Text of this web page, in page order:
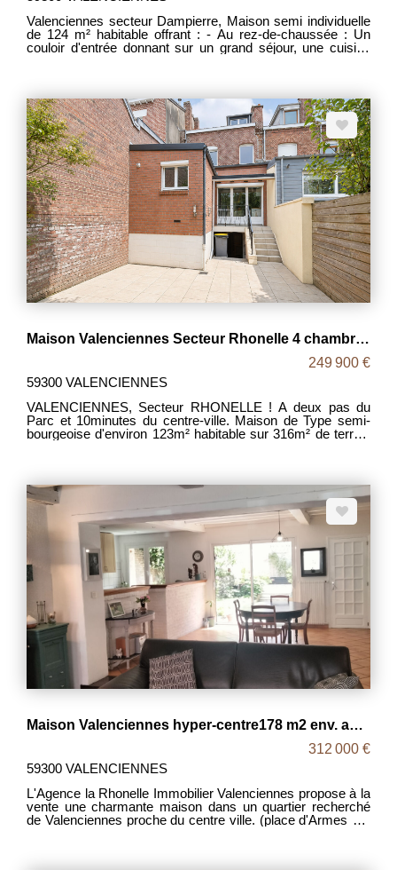
Valenciennes secteur Dampierre, Maison semi individuelle
de 124 m² habitable offrant : - Au rez-de-chaussée : Un
couloir d'entrée donnant sur un grand séjour, une cuisine
Au deuxième étage une troisième et quatrième chambres.
Une cave carrelé. Une terrasse, des dépendances et un
grand jardin rare sur ce secteur terminent ce bien. PAS DE
TRAVAUX ! Toiture, électricité, menuiserie 5 ans avec
garantie décennal. Proche centre ville, Axe autoroutier.
MDT 2067 DPE D Prix : 209 000 Euros frais d'agence
inclus, les honoraires d'agence étant intégralement à la
charge des vendeurs.
Maison Valenciennes Secteur Rhonelle 4 chambres 123 m2
249 900 €
59300 VALENCIENNES
VALENCIENNES, Secteur RHONELLE ! A deux pas du
Parc et 10minutes du centre-ville. Maison de Type semi-
bourgeoise d'environ 123m² habitable sur 316m² de terrain
ETAGE : Un palier desservant 2 chambres et une salle de
bains avec douche, baignoire, WC et double vasques. - AU
SECOND ETAGE : Un degagement desservant 2 autres
chambres dont une avec sa salle d'eau. A L'EXTERIEUR :
Une terrasse, un beau jardin donnant sur la Rhonelle et une
grande cave saine. BIEN RARE! A VISITE RAPIDEMENT!
DPE D MDT 2043 Prix : 249 900 € frais d'agence inclus,
les frais d'agence étant à la charge des vendeurs.
Maison Valenciennes hyper-centre178 m2 env. avec parking privatif
312 000 €
59300 VALENCIENNES
L'Agence la Rhonelle Immobilier Valenciennes propose à la
vente une charmante maison dans un quartier recherché
de Valenciennes proche du centre ville. (place d'Armes à 5